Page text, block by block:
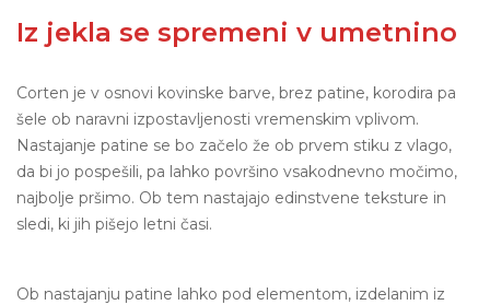
Iz jekla se spremeni v umetnino
Corten je v osnovi kovinske barve, brez patine, korodira pa
šele ob naravni izpostavljenosti vremenskim vplivom.
Nastajanje patine se bo začelo že ob prvem stiku z vlago,
da bi jo pospešili, pa lahko površino vsakodnevno močimo,
najbolje pršimo. Ob tem nastajajo edinstvene teksture in
sledi, ki jih pišejo letni časi.
Ob nastajanju patine lahko pod elementom, izdelanim iz